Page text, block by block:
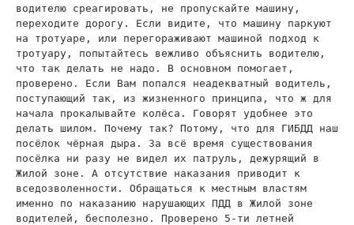
водителю среагировать, не пропускайте машину,
переходите дорогу. Если видите, что машину паркуют
на тротуаре, или перегораживают машиной подход к
тротуару, попытайтесь вежливо объяснить водителю,
что так делать не надо. В основном помогает,
проверено. Если Вам попался неадекватный водитель,
поступающий так, из жизненного принципа, что ж для
начала прокалывайте колёса. Говорят удобнее это
делать шилом. Почему так? Потому, что для ГИБДД наш
посёлок чёрная дыра. За всё время существования
посёлка ни разу не видел их патруль, дежурящий в
Жилой зоне. А отсутствие наказания приводит к
вседозволенности. Обращаться к местным властям
именно по наказанию нарушающих ПДД в Жилой зоне
водителей, бесполезно. Проверено 5-ти летней